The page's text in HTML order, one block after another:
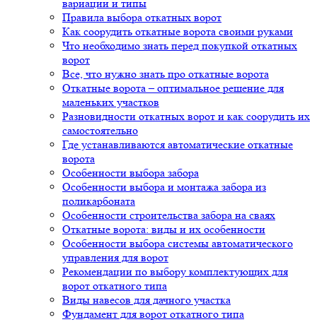
вариации и типы
Правила выбора откатных ворот
Как соорудить откатные ворота своими руками
Что необходимо знать перед покупкой откатных
ворот
Все, что нужно знать про откатные ворота
Откатные ворота – оптимальное решение для
маленьких участков
Разновидности откатных ворот и как соорудить их
самостоятельно
Где устанавливаются автоматические откатные
ворота
Особенности выбора забора
Особенности выбора и монтажа забора из
поликарбоната
Особенности строительства забора на сваях
Откатные ворота: виды и их особенности
Особенности выбора системы автоматического
управления для ворот
Рекомендации по выбору комплектующих для
ворот откатного типа
Виды навесов для дачного участка
Фундамент для ворот откатного типа